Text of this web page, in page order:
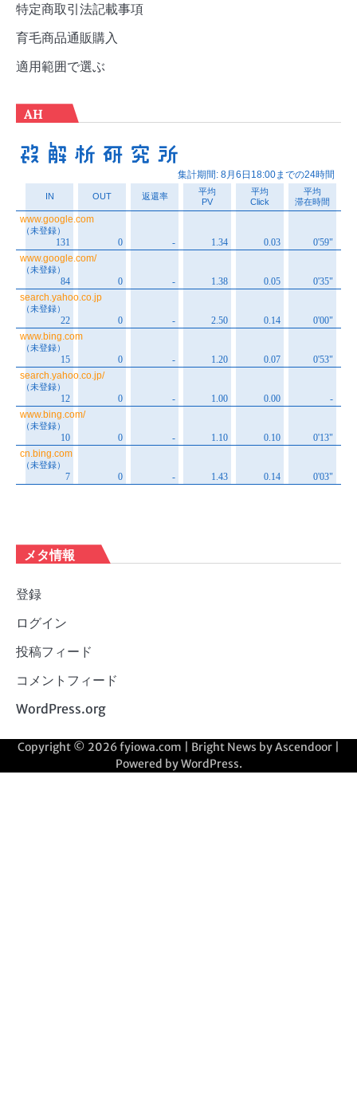
特定商取引法記載事項
育毛商品通販購入
適用範囲で選ぶ
AH
メタ情報
登録
ログイン
投稿フィード
コメントフィード
WordPress.org
Copyright © 2026fyiowa.com | Bright News byAscendoor
Powered byWordPress.